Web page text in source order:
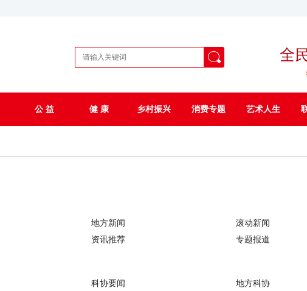
公 益 健 康 乡村振兴 消费专题 艺术人生
地方新闻 滚动新闻
资讯推荐 专题报道
科协要闻 地方科协